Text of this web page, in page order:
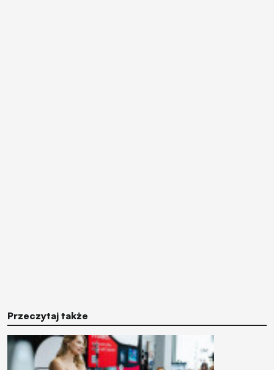
Przeczytaj także